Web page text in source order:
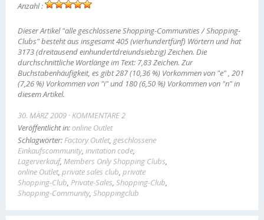
Anzahl :
Dieser Artikel "alle geschlossene Shopping-Communities / Shopping-
Clubs" besteht aus insgesamt 405 (vierhundertfünf) Wörtern und hat
3173 (dreitausend einhundertdreiundsiebzig) Zeichen. Die
durchschnittliche Wortlänge im Text: 7,83 Zeichen. Zur
Buchstabenhäufigkeit, es gibt 287 (10,36 %) Vorkommen von "e" , 201
(7,26 %) Vorkommen von "i" und 180 (6,50 %) Vorkommen von "n" in
diesem Artikel.
30. MÄRZ 2009 KOMMENTARE 2
Veröffentlicht in:online Outlet
Schlagwörter:Factory Outlet, geschlossene
Einkaufscommunity, invitation code,
Lagerverkauf, Members Only Shopping Clubs,
online Outlet, private sales club, private
Shopping-Club, Private-Sales, Shopping-Club,
Shopping-Community, Shoppingclub